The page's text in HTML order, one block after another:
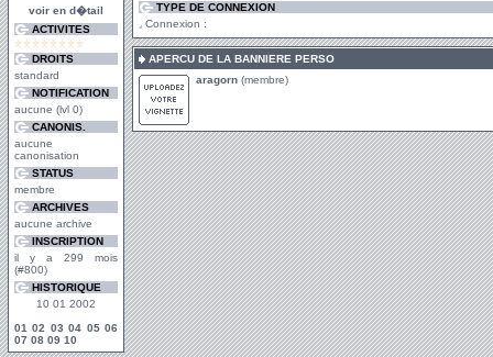
voir en d�tail
ACTIVITES
DROITS
standard
NOTIFICATION
aucune (lvl 0)
CANONIS.
aucune
canonisation
STATUS
membre
ARCHIVES
aucune archive
INSCRIPTION
il y a 299 mois
(#800)
HISTORIQUE
10 01 2002
01 02 03 04 05 06
07 08 09 10
TYPE DE CONNEXION
Connexion :
APERCU DE LA BANNIERE PERSO
aragorn (membre)